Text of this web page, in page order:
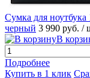
Сумка для ноутбука
черный 3 990 руб. /
В
Подробнее
Купить в 1 клик